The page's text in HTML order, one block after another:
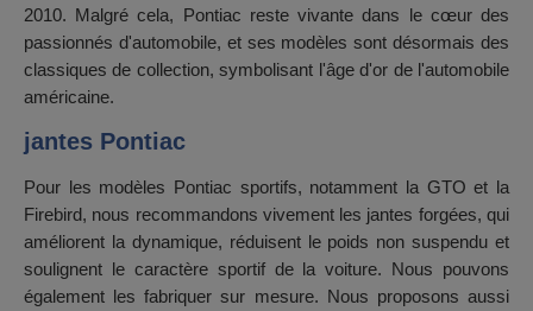
2010. Malgré cela, Pontiac reste vivante dans le cœur des
passionnés d'automobile, et ses modèles sont désormais des
classiques de collection, symbolisant l'âge d'or de l'automobile
américaine.
jantes Pontiac
Pour les modèles Pontiac sportifs, notamment la GTO et la
Firebird, nous recommandons vivement les jantes forgées, qui
améliorent la dynamique, réduisent le poids non suspendu et
soulignent le caractère sportif de la voiture. Nous pouvons
également les fabriquer sur mesure. Nous proposons aussi